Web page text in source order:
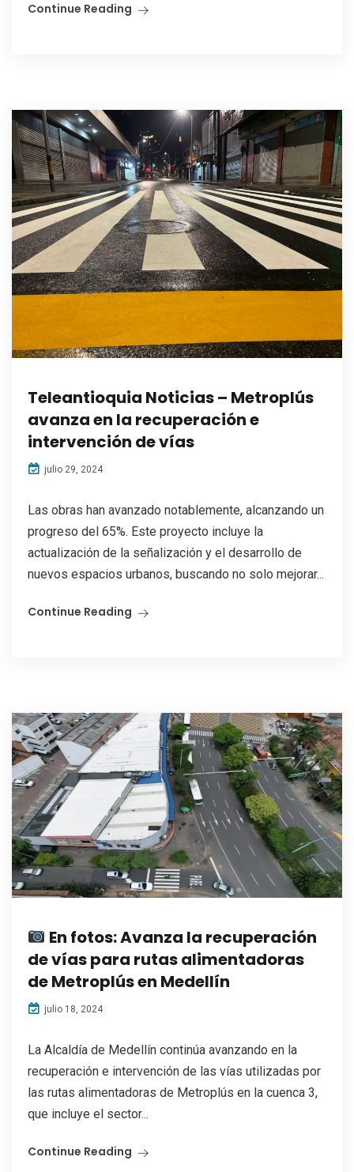
Continue Reading
Teleantioquia Noticias – Metroplús
avanza en la recuperación e
intervención de vías
julio 29, 2024
Las obras han avanzado notablemente, alcanzando un
progreso del 65%. Este proyecto incluye la
actualización de la señalización y el desarrollo de
nuevos espacios urbanos, buscando no solo mejorar...
Continue Reading
En fotos: Avanza la recuperación
de vías para rutas alimentadoras
de Metroplús en Medellín
julio 18, 2024
La Alcaldía de Medellín continúa avanzando en la
recuperación e intervención de las vías utilizadas por
las rutas alimentadoras de Metroplús en la cuenca 3,
que incluye el sector...
Continue Reading